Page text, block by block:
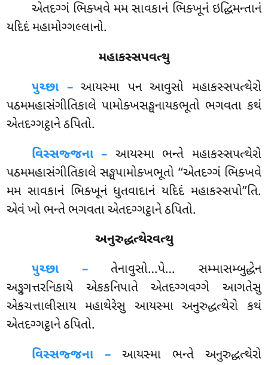
એતદગ્ગં ભિક્ખવે મમ સાવકાનં ભિક્ખૂનં ઇદ્ધિમન્તાનં
યદિદં મહામોગ્ગલ્લાનો.
મહાકસ્સપવત્થુ
પુચ્છા –આયસ્મા પન આવુસો મહાકસ્સપત્થેરો
પઠમમહાસંગીતિકાલે પામોક્ખસઙ્ઘનાયકભૂતો ભગવતા કથં
એતદગ્ગટ્ઠાને ઠપિતો.
વિસ્સજ્જના – આયસ્મા ભન્તે મહાકસ્સપત્થેરો
પઠમમહાસંગીતિકાલે સઙ્ઘપામોક્ખભૂતો ‘‘એતદગ્ગં ભિક્ખવે
મમ સાવકાનં ભિક્ખૂનં ધુતવાદાનં યદિદં મહાકસ્સપો’’તિ.
એવં ખો ભન્તે ભગવતા એતદગ્ગટ્ઠાને ઠપિતો.
અનુરુદ્ધત્થેરવત્થુ
પુચ્છા –તેનાવુસો…પે… સમ્માસમ્બુદ્ધેન
અઙ્ગુત્તરનિકાયે એકકનિપાતે એતદગ્ગવગ્ગે આગતેસુ
એકચત્તાલીસાય મહાથેરેસુ આયસ્મા અનુરુદ્ધત્થેરો કથં
એતદગ્ગટ્ઠાને ઠપિતો.
વિસ્સજ્જના –આયસ્મા ભન્તે અનુરુદ્ધત્થેરો